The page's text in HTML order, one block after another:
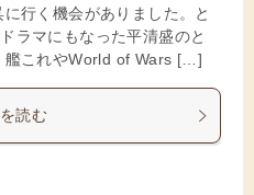
行く機会がありました。と
ラマにもなった平清盛のと
艦これやWorld of Wars […]
読む